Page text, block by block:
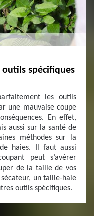
spécifiques
les outils
une mauvaise coupe
En effet,
aussi sur la santé de
méthodes sur la
haies. Il faut aussi
peut s’avérer
de la taille de vos
un taille-haie
outils spécifiques.